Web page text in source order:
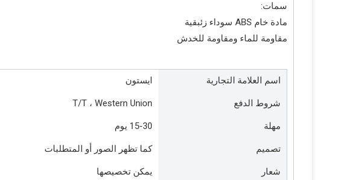
سمات:
مادة خام ABS سوداء زئبقية
مقاومة للماء ومقاومة للخدش
اسم العلامة التجارية ايستون
شروط الدفع T/T ، Western Union
مهلة 15-30 يوم
تصميم كما تظهر الصور أو المتطلبات
شعار يمكن تخصيصها